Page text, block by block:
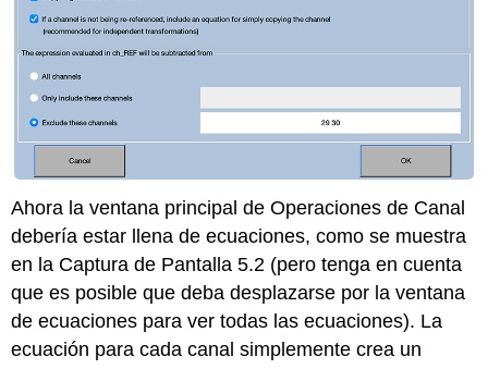
Ahora la ventana principal de Operaciones de Canal
debería estar llena de ecuaciones, como se muestra
en la Captura de Pantalla 5.2 (pero tenga en cuenta
que es posible que deba desplazarse por la ventana
de ecuaciones para ver todas las ecuaciones). La
ecuación para cada canal simplemente crea un